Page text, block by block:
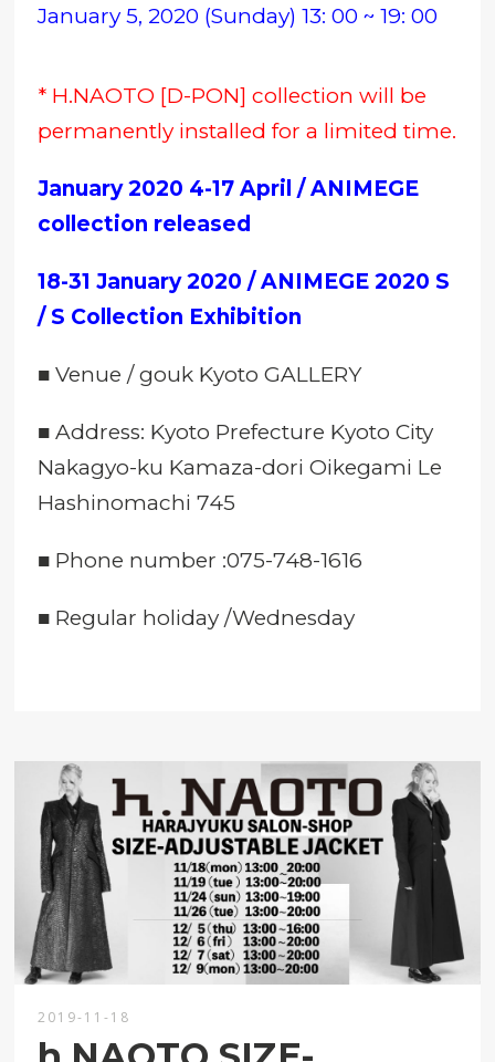
January 5, 2020 (Sunday) 13: 00 ~ 19: 00
* H.NAOTO [D-PON] collection will be
permanently installed for a limited time.
January 2020 4-17 April / ANIMEGE
collection released
18-31 January 2020 / ANIMEGE 2020 S
/ S Collection Exhibition
■ Venue / gouk Kyoto GALLERY
■Address: Kyoto Prefecture Kyoto City
Nakagyo-ku Kamaza-dori Oikegami Le
Hashinomachi 745
■ Phone number :075-748-1616
■ Regular holiday /Wednesday
2019-11-18